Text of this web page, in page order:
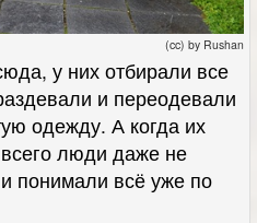
(cc) by Rushan
у них отбирали все
и переодевали
одежду. А когда их
люди даже не
понимали всё уже по